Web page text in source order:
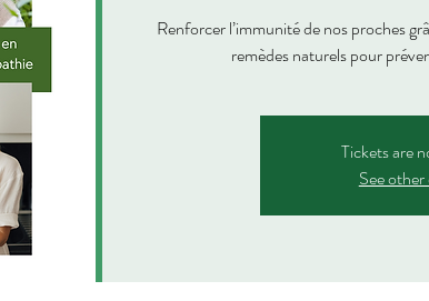
Renforcer l’immunité de nos proches
remèdes naturels pour
Tickets are
See